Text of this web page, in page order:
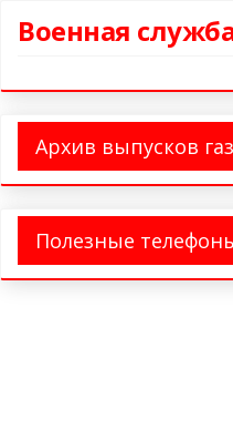
Военная
Архив выпусков
Полезные